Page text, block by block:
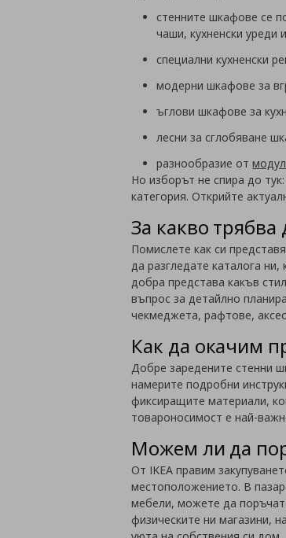
стенните шкафове се
чаши, кухненски уреди
специални кухненски
модерни шкафове за
ъглови шкафове за
лесни за сглобяване
разнообразие от
Но изборът не спира до
категория. Открийте
За какво трябва
Помислете как си
да разгледате каталога
добра представа какъв
въпрос за детайлно
чекмеджета, рафтове,
Как да окачим
Добре заредените стенни
намерите подробни
фиксиращите материали,
товароносимост е най-
Можем ли да
От IKEA правим
местоположението. В
мебели, можете да
физическите ни магазини,